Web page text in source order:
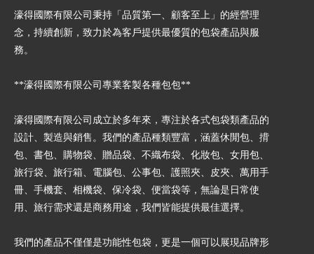
濠得國際有限公司秉持「品質第一、顧客至上」的經營理
念，持續創新，致力於為客戶提供最優質的包袋產品與服
務。
**濠得國際有限公司專業客製各種包包**
濠得國際有限公司成立於多年來，專注於各式包袋類產品的
設計、製造與銷售。我們的產品種類豐富，涵蓋休閒包、揹
包、書包、購物袋、贈品袋、不織布袋、化妝包、女用包、
旅行袋、旅行箱、電腦包、公事包、護照夾、皮夾、萬用手
冊、手機套、相機袋、保冷袋、便當袋等，無論是日常使
用、旅行需求還是商務用途，我們皆能提供最佳選擇。
我們的產品不僅僅是功能性包袋，更是一個可以展現品牌形